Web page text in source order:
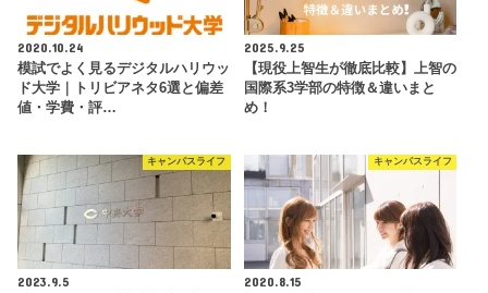
2020.10.24
模試でよく見るデジタルハリウッ
ド大学｜トリビアネタ6選と偏差
値・学費・評…
2025.9.25
【現役上智生が徹底比較】上智の
国際系3学部の特徴＆違いまと
め！
キャンパスライフ
2023.9.5
キャンパスライフ
2020.8.15